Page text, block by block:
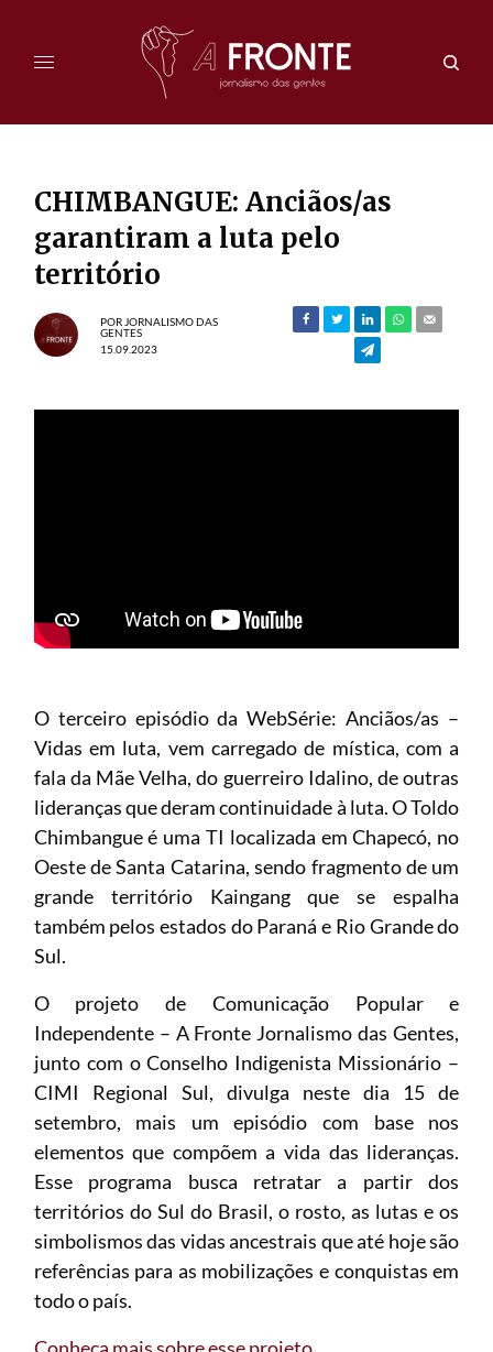
CHIMBANGUE: Anciãos/as
garantiram a luta pelo
território
POR JORNALISMO DAS
GENTES
15.09.2023
O terceiro episódio da WebSérie: Anciãos/as –
Vidas em luta, vem carregado de mística, com a
fala da Mãe Velha, do guerreiro Idalino, de outras
lideranças que deram continuidade à luta. O Toldo
Chimbangue é uma TI localizada em Chapecó, no
Oeste de Santa Catarina, sendo fragmento de um
grande território Kaingang que se espalha
também pelos estados do Paraná e Rio Grande do
Sul.
O projeto de Comunicação Popular e
Independente – A Fronte Jornalismo das Gentes,
junto com o Conselho Indigenista Missionário –
CIMI Regional Sul, divulga neste dia 15 de
setembro, mais um episódio com base nos
elementos que compõem a vida das lideranças.
Esse programa busca retratar a partir dos
territórios do Sul do Brasil, o rosto, as lutas e os
simbolismos das vidas ancestrais que até hoje são
referências para as mobilizações e conquistas em
todo o país.